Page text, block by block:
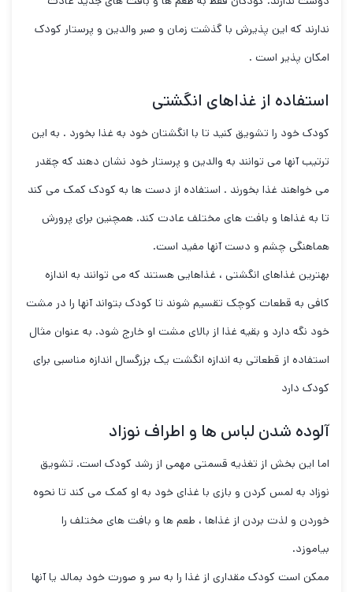
ندارند که این پذیرش با گذشت زمان و صبر والدین و پرستار کودک
امکان پذیر است .
استفاده از غذاهای انگشتی
کودک خود را تشویق کنید تا با انگشتان خود به غذا بخورد . به این
ترتیب آنها می توانند به والدین و پرستار خود نشان دهند که چقدر
می خواهند غذا بخورند . استفاده از دست ها به کودک کمک می کند
تا به غذاها و بافت های مختلف عادت کند. همچنین برای پرورش
هماهنگی چشم و دست آنها مفید است.
بهترین غذاهای انگشتی ، غذاهایی هستند که می توانند به اندازه
کافی به قطعات کوچک تقسیم شوند تا کودک بتواند آنها را در مشت
خود نگه دارد و بقیه غذا از بالای مشت او خارج شود. به عنوان مثال
استفاده از قطعاتی به اندازه انگشت یک بزرگسال اندازه مناسبی برای
کودک دارد
آلوده شدن لباس ها و اطراف نوزاد
اما این بخش از تغذیه قسمتی مهمی از رشد کودک است. تشویق
نوزاد به لمس کردن و بازی با غذای خود به او کمک می کند تا نحوه
خوردن و لذت بردن از غذاها ، طعم ها و بافت های مختلف را
بیاموزد.
ممکن است کودک مقداری از غذا را به سر و صورت خود بمالد یا آنها